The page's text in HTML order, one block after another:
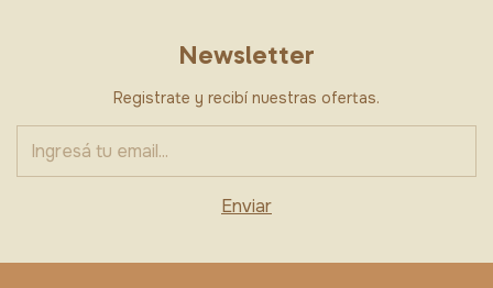
Newsletter
Registrate y recibí nuestras ofertas.